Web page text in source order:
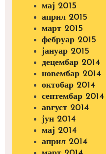
мај 2015
април 2015
март 2015
фебруар 2015
јануар 2015
децембар 2014
новембар 2014
октобар 2014
септембар 2014
август 2014
јун 2014
мај 2014
април 2014